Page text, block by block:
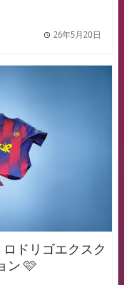
26年5月20日
ドリゴエクスク
ン 🩷